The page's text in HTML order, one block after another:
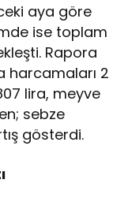
aya göre
ise toplam
Rapora
harcamaları 2
lira, meyve
sebze
gösterdi.